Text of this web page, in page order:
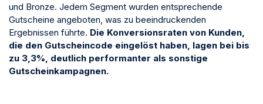
und Bronze. Jedem Segment wurden entsprechende
Gutscheine angeboten, was zu beeindruckenden
Ergebnissen führte. Die Konversionsraten von Kunden,
die den Gutscheincode eingelöst haben, lagen bei bis
zu 3,3%, deutlich performanter als sonstige
Gutscheinkampagnen.